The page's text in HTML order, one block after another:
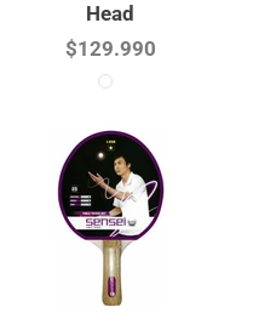
Head
$129.990